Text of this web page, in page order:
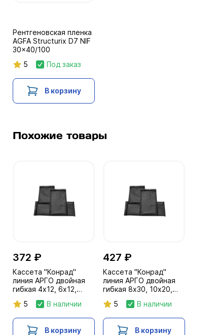
Рентгеновская пленка
AGFA Structurix D7 NIF
30x40/100
5
Под заказ
В корзину
Похожие товары
372 ₽
Кассета "Конрад"
линия АРГО двойная
гибкая 4х12, 6х12,
10х16 (< 200 кв.см)
5 В наличии
В корзину
427 ₽
Кассета "Конрад"
линия АРГО двойная
гибкая 8х30, 10х20,
5 В наличии
В корзину